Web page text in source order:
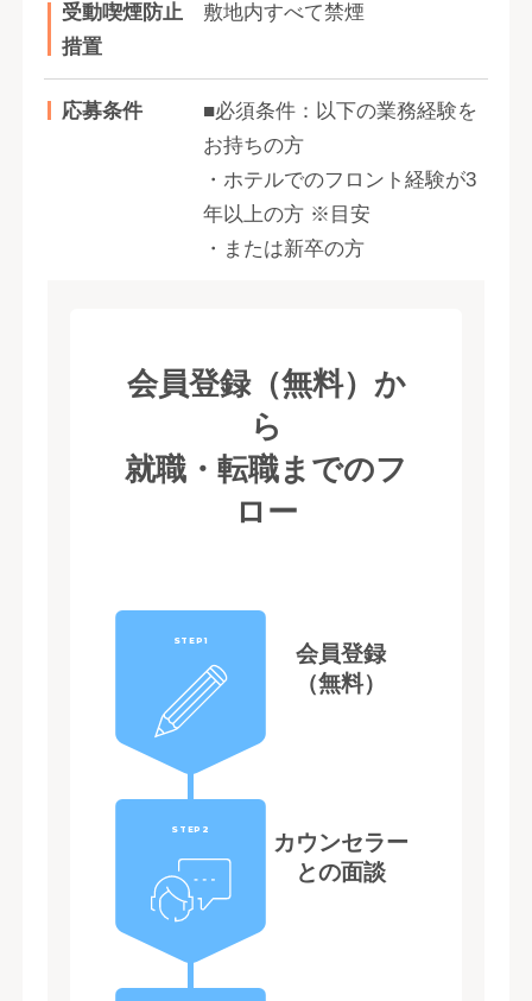
受動喫煙防止
措置
敷地内すべて禁煙
応募条件
■必須条件：以下の業務経験を
お持ちの方
・ホテルでのフロント経験が3
年以上の方 ※目安
・または新卒の方
会員登録（無料）か
ら
就職・転職までのフ
ロー
STEP1
会員登録
（無料）
STEP2
カウンセラー
との面談